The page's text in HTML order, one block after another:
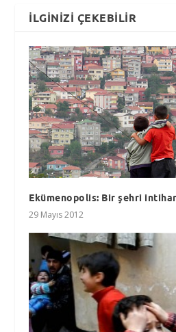
İLGINIZI ÇEKEBILIR
Ekümenopolis: Bir şehri
29 Mayıs 2012